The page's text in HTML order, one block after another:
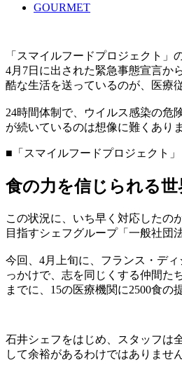
GOURMET
「スマイルフードプロジェクト」
4月7日に出された緊急事態宣言か
酷な生活を送っているのが、医療
24時間体制で、ウイルス感染の危
が続いているのは想像に難くあり
■「スマイルフードプロジェクト」
食の力を信じられる
この状況に、いち早く対応したの
目指すシェフグループ「一般社団
今回、4月上旬に、フランス・デ
っかけで、志を同じくする仲間た
までに、15の医療機関に2500食の
石井シェフをはじめ、スタッフは
して余裕があるわけではありませ